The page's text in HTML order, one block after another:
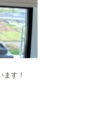
す！